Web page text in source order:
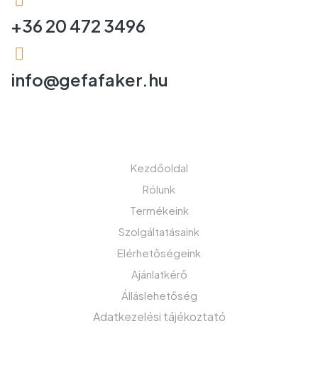
+36 20 472 3496
info@gefafaker.hu
Kezdőoldal
Rólunk
Termékeink
Szolgáltatásaink
Elérhetőségeink
Ajánlatkérő
Álláslehetőség
Adatkezelési tájékoztató